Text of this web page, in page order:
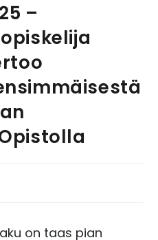
–
on taas pian